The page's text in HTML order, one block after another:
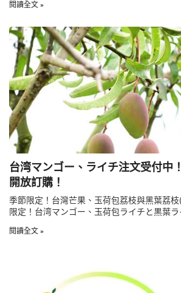
閱讀全文 »
台湾マンゴー、ライチ注文受付中
開放訂購！
季節限定！台灣芒果、玉荷包荔枝與黑葉荔
限定！台湾マンゴー、玉荷包ライチと黒葉
閱讀全文 »